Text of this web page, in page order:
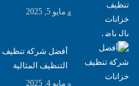
مايو 5, 2025
أفضل شركة تنظيف
التنظيف المثالية
مايو 4, 2025